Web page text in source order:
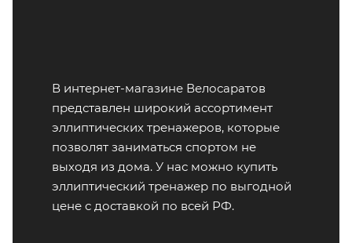
В интернет-магазине Велосаратов
представлен широкий ассортимент
эллиптических тренажеров, которые
позволят заниматься спортом не
выходя из дома. У нас можно купить
эллиптический тренажер по выгодной
цене с доставкой по всей РФ.